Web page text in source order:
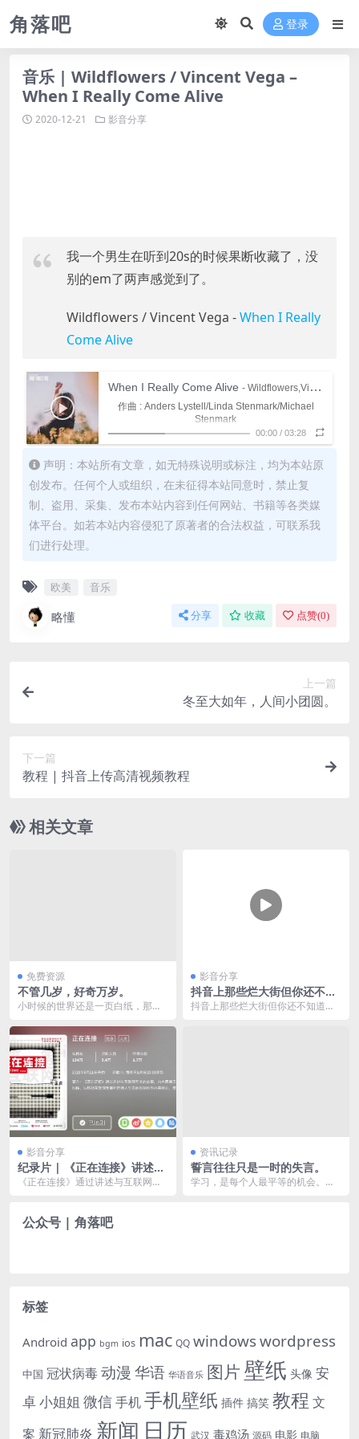
角落吧 登录
音乐 | Wildflowers / Vincent Vega –
When I Really Come Alive
2020-12-21 影音分享
我一个男生在听到20s的时候果断收藏了，没
别的em了两声感觉到了。
Wildflowers / Vincent Vega -When I Really
Come Alive
When I Really Come Alive - Wildflowers,Vincent Vega
作曲 : Anders Lystell/Linda Stenmark/Michael
Stenmark
I used to stay up all night, (我曾经彻夜秉烛)
Trying to find my place, (想找到我的归宿)
(追寻着霓虹灯下的斑斑足迹)
Chasing neon lights and looking for some kind of
trace, (追寻着霓虹灯下的斑斑足迹)
(追寻着我的日出)
(给我多一点信念作陪)
give me a little faith, (给我多一点信念作陪)
Every time we touch I feel at home, (每次的肌肤相
亲都让我感到自在)
That’s the way I’d never let you go, (想用这种方法来
The way you put your hands in mine I know I'm
gonna be alright, (交叉的双手让我明白一切未来都
值得期待)
Because when we touch is when I really come
alive! (因为每次触碰都让我的生命焕发光彩)
when we touch is when I really come alive! (每次抚
(没有了你我就没有了生存的意义)
亲都让我感到自在)
That’s the way I’d never let you go, (想用这种方法来
永远不让你离开)
The way you put your hands in mine I know it’s
gonna be alright, (逆境时叠合的双手让我明白一切
I don’t know what you do to me but I, (我不知道你对
gonna be alright, (交叉的双手让我明白一切未来都
值得期待)
Because when we touch is when I really come
alive! (因为每次触碰都让我的生命焕发光彩)
oh,when we touch is when I really come alive! (每
次抚摸都让世界重新拥我入怀)
oh wa,I couldn’t be without you now, (我不能离开你
哪怕一分一秒)
I just can’t see how, (这让我失去光明)
(即便尝试不去想要得到)
oh wa,I couldn’t be without you now, (我不能离开你
coz I need you by my side, (因为身边的你是我唯一
Every time we touch I feel at home, (每次的肌肤相
亲都让我感到自在)
That’s the way I’d never let you go, (想用这种方法来
gonna be alright, (逆境时叠合的双手让我明白一切
都会好起来)
I don’t know what you do to me but I, (我不知道你对
我做了什么)
Feel like I am way up in the sky, (让我仿若遨游在巫
山云海)
(交叉的双手让我明白一切未来都值得期待)
The way you put your hands in mine I know I'm
gonna be alright, (交叉的双手让我明白一切未来都
值得期待)
Because when we touch is when I really come
alive! (因为每次触碰都让我的生命焕发光彩)
00:00 / 03:28
声明：本站所有文章，如无特殊说明或标注，均为本站原
创发布。任何个人或组织，在未征得本站同意时，禁止复
制、盗用、采集、发布本站内容到任何网站、书籍等各类媒
体平台。如若本站内容侵犯了原著者的合法权益，可联系我
们进行处理。
欧美 音乐
略懂 分享 收藏 点赞(0)
上一篇
冬至大如年，人间小团圆。
下一篇
教程 | 抖音上传高清视频教程
相关文章
免费资源
不管几岁，好奇万岁。
小时候的世界还是一页白纸，那时
来说一切未知，也会向...
影音分享
抖音上那些烂大街但你还不知
道名字的BGM
抖音上那些烂大街但你还不知道名
影音分享
纪录片 | 《正在连接》讲述与
互联网有关的故事
《正在连接》通过讲述与互联网有
资讯记录
誓言往往只是一时的失言。
学习，是每个人最平等的机会。青
公众号 | 角落吧
标签
Android app bgm ios mac QQ windowswordpress
中国 冠状病毒动漫 华语 华语音乐 图片 壁纸 头像 安
卓小姐姐 微信手机手机壁纸 插件 搞笑 教程 文
案 新冠肺炎 新闻 日历 武汉 毒鸡汤 源码 电影 电脑